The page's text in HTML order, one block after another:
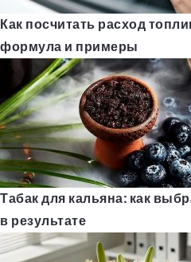
Как посчитать расход
формула и примеры
Табак для кальяна: как
в результате